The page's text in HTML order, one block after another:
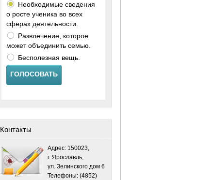
Необходимые сведения
о росте ученика во всех
сферах деятельности.
Развлечение, которое
может объединить семью.
Бесполезная вещь.
ГОЛОСОВАТЬ
Контакты
Адрес: 150023,
г. Ярославль,
ул. Зелинского дом 6
Телефоны: (4852)